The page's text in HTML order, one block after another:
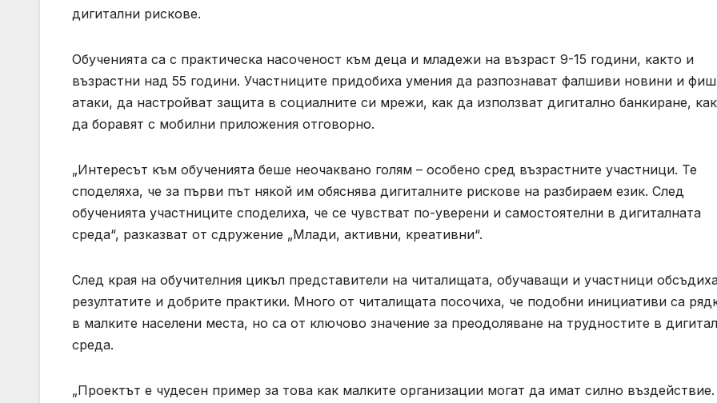
дигитални рискове.
Обученията са с практическа насоченост към деца и младежи на възраст 9-15 години, както и
възрастни над 55 години. Участниците придобиха умения да разпознават фалшиви новини и
атаки, да настройват защита в социалните си мрежи, как да използват дигитално банкиране,
да боравят с мобилни приложения отговорно.
„Интересът към обученията беше неочаквано голям – особено сред възрастните участници. Те
споделяха, че за първи път някой им обяснява дигиталните рискове на разбираем език. След
обученията участниците споделиха, че се чувстват по-уверени и самостоятелни в дигиталната
среда“, разказват от сдружение „Млади, активни, креативни“.
След края на обучителния цикъл представители на читалищата, обучаващи и участници
резултатите и добрите практики. Много от читалищата посочиха, че подобни инициативи са
в малките населени места, но са от ключово значение за преодоляване на трудностите в
среда.
„Проектът е чудесен пример за това как малките организации могат да имат силно